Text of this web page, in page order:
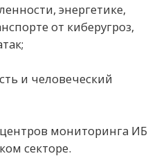
энергетике,
от киберугроз,
и человеческий
мониторинга ИБ
секторе.